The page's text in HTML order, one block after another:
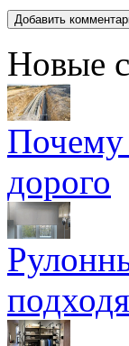
Новые
Почему
дорого